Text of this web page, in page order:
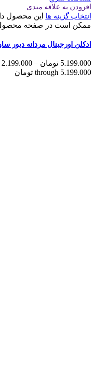
افزودن به علاقه مندی
انتخاب گزینه ها
این محصول
ممکن است در صفحه محصول
ادکلن اورجینال مردانه دیور
5.199.000 تومان –
2.199.000
through 5.199.000 تومان